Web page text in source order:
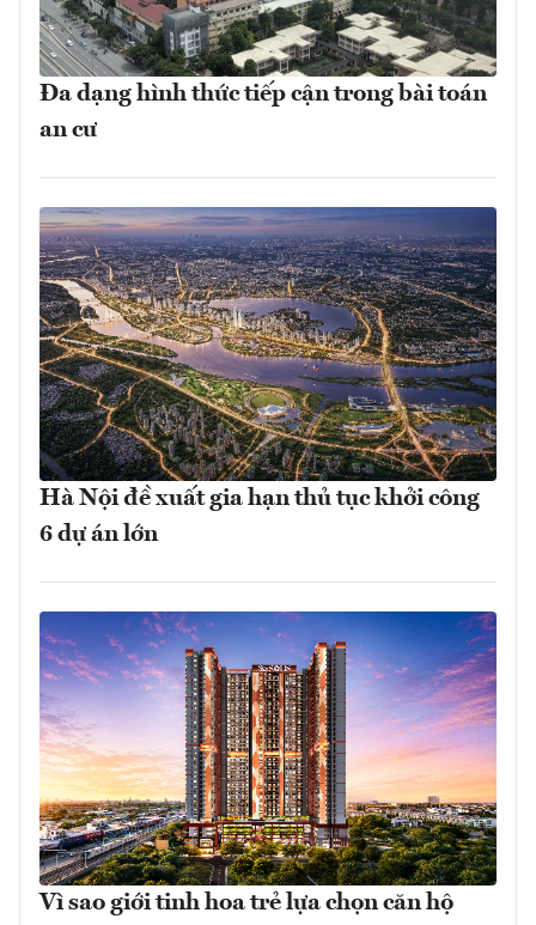
Đa dạng hình thức tiếp cận trong bài toán
an cư
Hà Nội đề xuất gia hạn thủ tục khởi công
6 dự án lớn
Vì sao giới tinh hoa trẻ lựa chọn căn hộ